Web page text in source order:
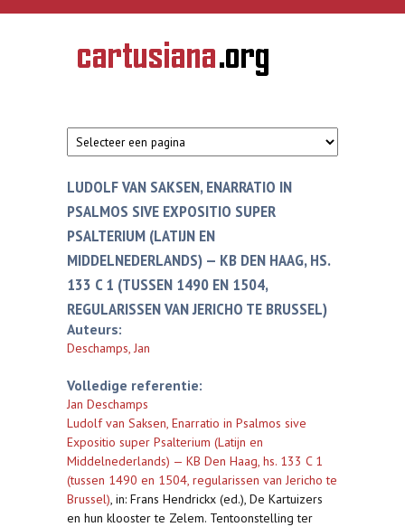
Overslaan en naar de inhoud gaan
CARTUSIANA
Geschiedenis
van de
LUDOLF VAN SAKSEN, ENARRATIO IN
PSALMOS SIVE EXPOSITIO SUPER
PSALTERIUM (LATIJN EN
MIDDELNEDERLANDS) — KB DEN HAAG, HS.
133 C 1 (TUSSEN 1490 EN 1504,
REGULARISSEN VAN JERICHO TE BRUSSEL)
Auteurs:
Deschamps, Jan
Volledige referentie:
Jan Deschamps
Ludolf van Saksen, Enarratio in Psalmos sive
Expositio super Psalterium (Latijn en
Middelnederlands) — KB Den Haag, hs. 133 C 1
(tussen 1490 en 1504, regularissen van Jericho te
Brussel), in: Frans Hendrickx (ed.), De Kartuizers
en hun klooster te Zelem. Tentoonstelling ter